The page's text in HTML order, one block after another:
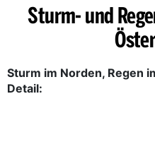
Sturm- und
Sturm im Norden, Regen
Detail: